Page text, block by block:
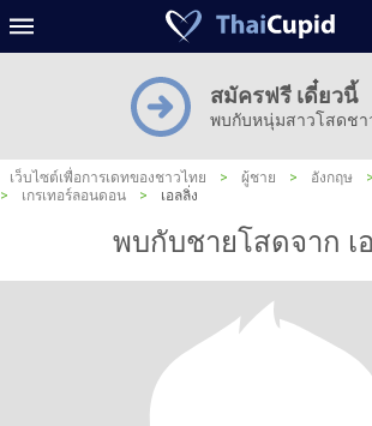
สมัครฟรี เดี๋ยวนี้
พบกับหนุ่มสาวโสดชา
เว็บไซต์เพื่อการเดทของชาวไทย > ผู้ชาย > อังกฤษ >
>
เกรเทอร์ลอนดอน > เอลลิ่ง
พบกับชายโสดจาก เ